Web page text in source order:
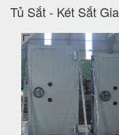
Tủ Sắt - Két Sắt